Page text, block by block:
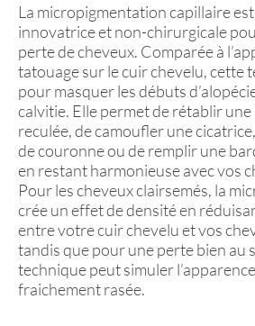
La micropigmentation capillaire
innovatrice et non-chirurgicale
perte de cheveux. Comparée à
tatouage sur le cuir chevelu, cette
pour masquer les débuts
calvitie. Elle permet de rétablir une
reculée, de camoufler une
de couronne ou de remplir une
en restant harmonieuse avec vos
Pour les cheveux clairsemés, la
crée un effet de densité en
entre votre cuir chevelu et vos
tandis que pour une perte bien au
technique peut simuler
fraichement rasée.